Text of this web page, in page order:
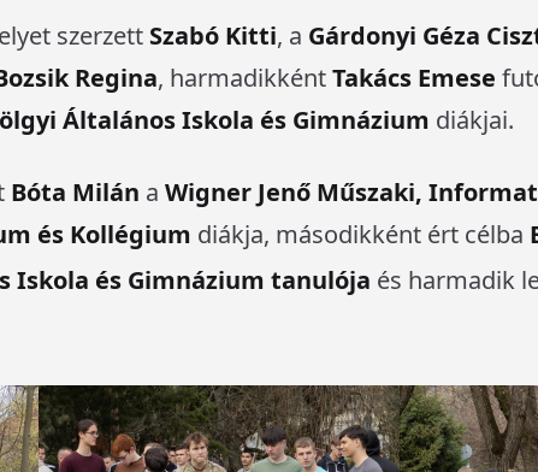
szerzett Szabó Kitti, a Gárdonyi Géza
Regina, harmadikkéntTakács Emese
Általános Iskola és Gimnázium diákjai.
Bóta Milán a Wigner Jenő Műszaki,
és Kollégium diákja, másodikként ért célba
Iskola és Gimnázium tanulója és harmadik